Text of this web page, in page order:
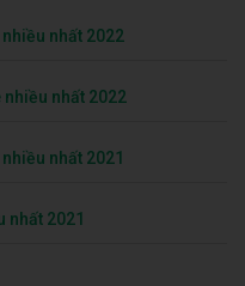
nhất 2022
nhiều nhất 2022
nhất 2021
nhất 2021